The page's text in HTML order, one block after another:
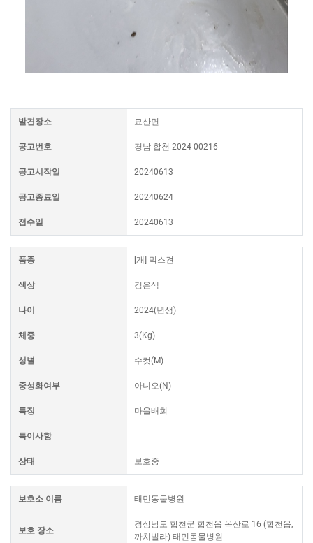
발견장소 묘산면
공고번호 경남-합천-2024-00216
공고시작일 20240613
공고종료일 20240624
접수일 20240613
품종 [개] 믹스견
색상 검은색
나이 2024(년생)
체중 3(Kg)
성별 수컷(M)
중성화여부 아니오(N)
특징 마을배회
특이사항
상태 보호중
보호소 이름 태민동물병원
보호 장소
경상남도 합천군 합천읍 옥산로 16 (합천읍,
까치빌라) 태민동물병원